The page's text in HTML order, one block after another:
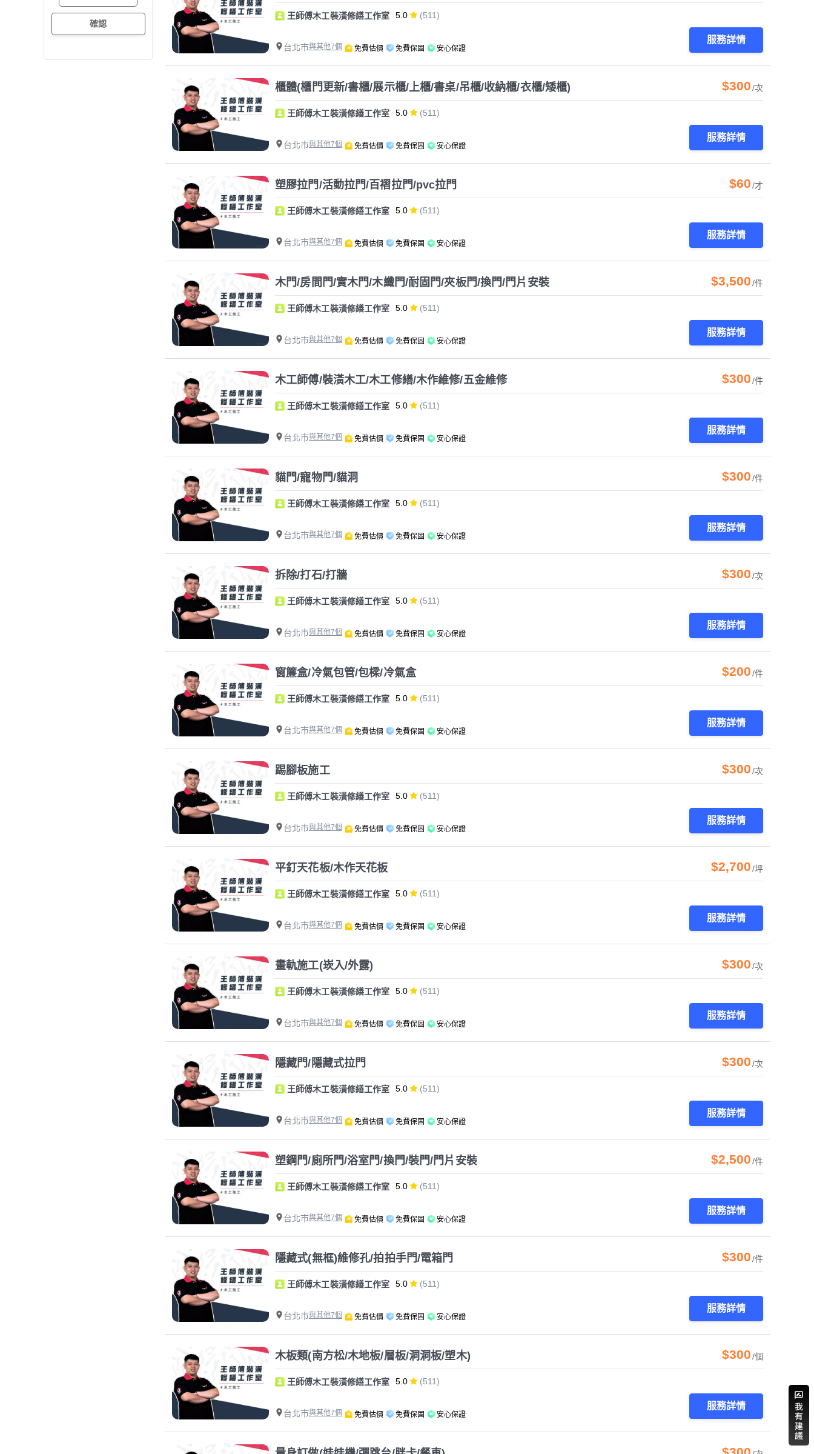
實木地板 王師傅木工裝潢修繕工作室 5.0 (511)
台北市與其他7個 免費估價 免費保固 安心保證
服務詳情
櫃體(櫃門更新/書櫃/展示櫃/上櫃/書桌/吊櫃/收納櫃/衣櫃/矮櫃) $300/次
王師傅木工裝潢修繕工作室 5.0 (511)
台北市與其他7個 免費估價 免費保固 安心保證
服務詳情
塑膠拉門/活動拉門/百褶拉門/pvc拉門 $60/才
王師傅木工裝潢修繕工作室 5.0 (511)
台北市與其他7個 免費估價 免費保固 安心保證
服務詳情
木門/房間門/實木門/木纖門/耐固門/夾板門/換門/門片安裝 $3,500/件
王師傅木工裝潢修繕工作室 5.0 (511)
台北市與其他7個 免費估價 免費保固 安心保證
服務詳情
木工師傅/裝潢木工/木工修繕/木作維修/五金維修 $300/件
王師傅木工裝潢修繕工作室 5.0 (511)
台北市與其他7個 免費估價 免費保固 安心保證
服務詳情
貓門/寵物門/貓洞 $300/件
王師傅木工裝潢修繕工作室 5.0 (511)
台北市與其他7個 免費估價 免費保固 安心保證
服務詳情
拆除/打石/打牆 $300/次
王師傅木工裝潢修繕工作室 5.0 (511)
台北市與其他7個 免費估價 免費保固 安心保證
服務詳情
窗簾盒/冷氣包管/包樑/冷氣盒 $200/件
王師傅木工裝潢修繕工作室 5.0 (511)
台北市與其他7個 免費估價 免費保固 安心保證
服務詳情
踢腳板施工 $300/次
王師傅木工裝潢修繕工作室 5.0 (511)
台北市與其他7個 免費估價 免費保固 安心保證
服務詳情
平釘天花板/木作天花板 $2,700/坪
王師傅木工裝潢修繕工作室 5.0 (511)
台北市與其他7個 免費估價 免費保固 安心保證
服務詳情
畫軌施工(崁入/外露) $300/次
王師傅木工裝潢修繕工作室 5.0 (511)
台北市與其他7個 免費估價 免費保固 安心保證
服務詳情
隱藏門/隱藏式拉門 $300/次
王師傅木工裝潢修繕工作室 5.0 (511)
台北市與其他7個 免費估價 免費保固 安心保證
服務詳情
塑鋼門/廁所門/浴室門/換門/裝門/門片安裝 $2,500/件
王師傅木工裝潢修繕工作室 5.0 (511)
台北市與其他7個 免費估價 免費保固 安心保證
服務詳情
隱藏式(無框)維修孔/拍拍手門/電箱門 $300/件
王師傅木工裝潢修繕工作室 5.0 (511)
台北市與其他7個 免費估價 免費保固 安心保證
服務詳情
木板類(南方松/木地板/層板/洞洞板/塑木) $300/個
王師傅木工裝潢修繕工作室 5.0 (511)
台北市與其他7個 免費估價 免費保固 安心保證
服務詳情